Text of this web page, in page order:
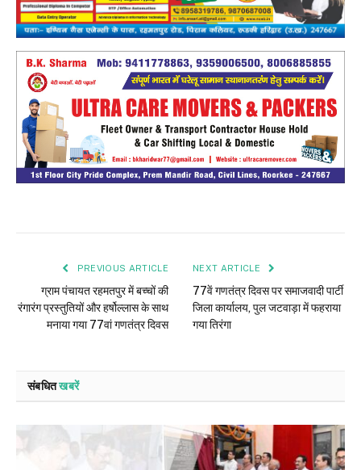
PREVIOUS ARTICLE
ग्राम पंचायत रहमतपुर में बच्चों की
रंगारंग प्रस्तुतियों और हर्षोल्लास के साथ
मनाया गया 77वां गणतंत्र दिवस
NEXT ARTICLE
77वें गणतंत्र दिवस पर समाजवादी पार्टी
जिला कार्यालय, पुल जटवाड़ा में फहराया
गया तिरंगा
संबधितखबरें